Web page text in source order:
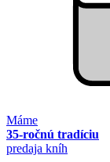
Máme
35-ročnú tradíciu
predaja kníh